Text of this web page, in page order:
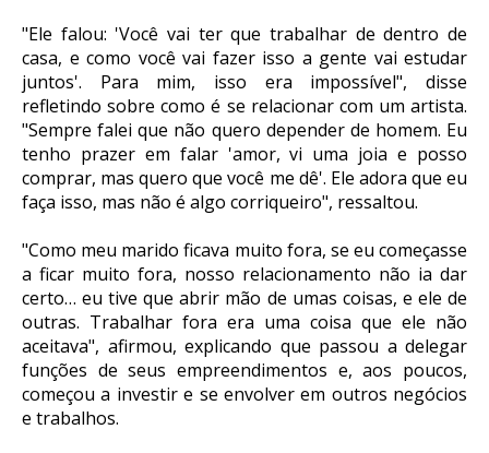
"Ele falou: 'Você vai ter que trabalhar de dentro de
casa, e como você vai fazer isso a gente vai estudar
juntos'. Para mim, isso era impossível", disse
refletindo sobre como é se relacionar com um artista.
"Sempre falei que não quero depender de homem. Eu
tenho prazer em falar 'amor, vi uma joia e posso
comprar, mas quero que você me dê'. Ele adora que eu
faça isso, mas não é algo corriqueiro", ressaltou.
"Como meu marido ficava muito fora, se eu começasse
a ficar muito fora, nosso relacionamento não ia dar
certo… eu tive que abrir mão de umas coisas, e ele de
outras. Trabalhar fora era uma coisa que ele não
aceitava", afirmou, explicando que passou a delegar
funções de seus empreendimentos e, aos poucos,
começou a investir e se envolver em outros negócios
e trabalhos.